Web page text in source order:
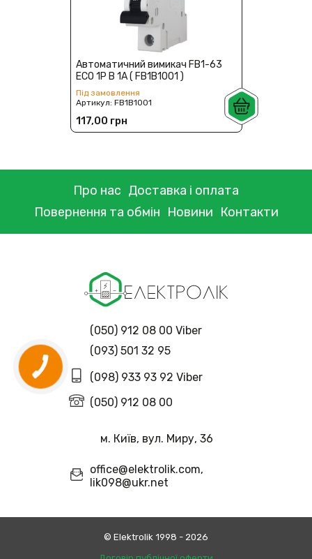
Автоматичний вимикач FB1-63
ECO 1P B 1А ( FB1B1001 )
Під замовлення
Артикул:FB1B1001
117,00 грн
Про нас Доставка і оплата
Повернення та обмін Новини Контакти
(050) 912 08 00 Viber
(093) 501 32 95
(098) 933 93 92 Viber
(050) 912 08 00
м. Київ, вул. Миру, 36
office@elektrolik.com,
lik098@ukr.net
© Еlektrolik 1998 - 2026